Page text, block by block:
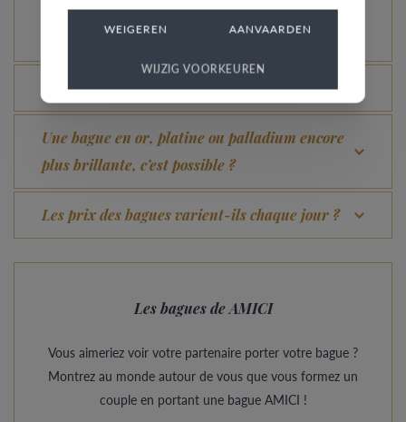
Comment éviter que l’or blanc rhodié ne prenne
une couleur champagne ?
Quel avantage offre notre Comfort Fit ?
Une bague en or, platine ou palladium encore
plus brillante, c’est possible ?
Les prix des bagues varient-ils chaque jour ?
Les bagues de AMICI
Vous aimeriez voir votre partenaire porter votre bague ?
Montrez au monde autour de vous que vous formez un
couple en portant une bague AMICI !
WEIGEREN AANVAARDEN
WIJZIG VOORKEUREN